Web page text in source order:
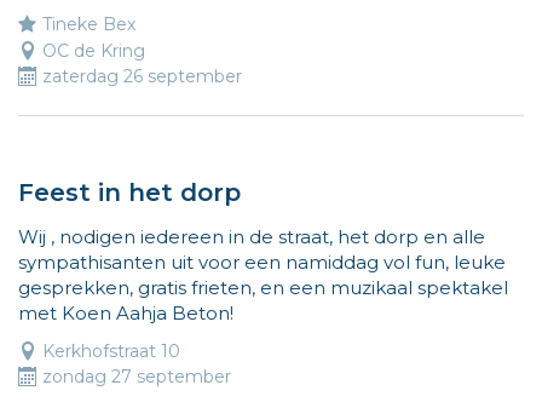
Tineke Bex
OC de Kring
zaterdag 26 september
Feest in het dorp
Wij , nodigen iedereen in de straat, het dorp en alle
sympathisanten uit voor een namiddag vol fun, leuke
gesprekken, gratis frieten, en een muzikaal spektakel
met Koen Aahja Beton!
Kerkhofstraat 10
zondag 27 september